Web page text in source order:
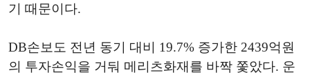
기 때문이다.
DB손보도 전년 동기 대비 19.7% 증가한 2439억원
의 투자손익을 거둬 메리츠화재를 바짝 쫓았다. 운